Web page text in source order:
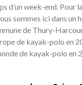
d’un week-end. Pour
sommes ici dans un
de Thury-
de kayak-polo en
de kayak-polo en